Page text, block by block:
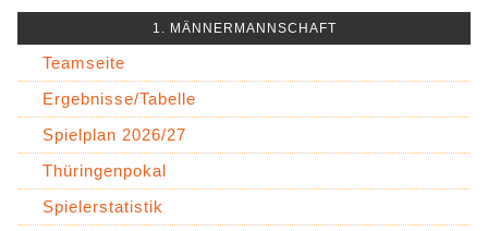
1. MÄNNERMANNSCHAFT
Teamseite
Ergebnisse/Tabelle
Spielplan 2026/27
Thüringenpokal
Spielerstatistik